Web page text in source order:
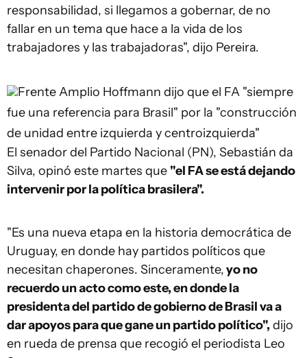
responsabilidad, si llegamos a gobernar, de no
fallar en un tema que hace a la vida de los
trabajadores y las trabajadoras", dijo Pereira.
Frente Amplio Hoffmann dijo que el FA "siempre
fue una referencia para Brasil" por la "construcción
de unidad entre izquierda y centroizquierda"
El senador del Partido Nacional (PN), Sebastián da
Silva, opinó este martes que "el FA se está dejando
intervenir por la política brasilera".
"Es una nueva etapa en la historia democrática de
Uruguay, en donde hay partidos políticos que
necesitan chaperones. Sinceramente,yo no
recuerdo un acto como este, en donde la
presidenta del partido de gobierno de Brasil va a
dar apoyos para que gane un partido político", dijo
en rueda de prensa que recogió el periodista Leo